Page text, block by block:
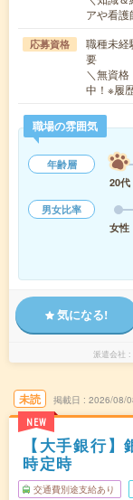
アや看
応募資格
職種未経
要
＼無資
中！※履
職場の雰囲気
年齢層
20代
男女比率
女性
気になる!
派遣会社
未読
NEW
掲載日 2026/08/
【大手銀行
時定時
交通費別途支給あり